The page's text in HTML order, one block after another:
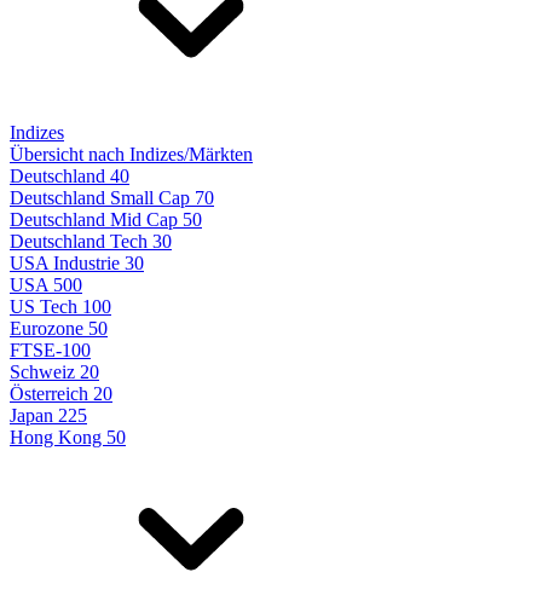
Indizes
Übersicht nach Indizes/Märkten
Deutschland 40
Deutschland Small Cap 70
Deutschland Mid Cap 50
Deutschland Tech 30
USA Industrie 30
USA 500
US Tech 100
Eurozone 50
FTSE-100
Schweiz 20
Österreich 20
Japan 225
Hong Kong 50